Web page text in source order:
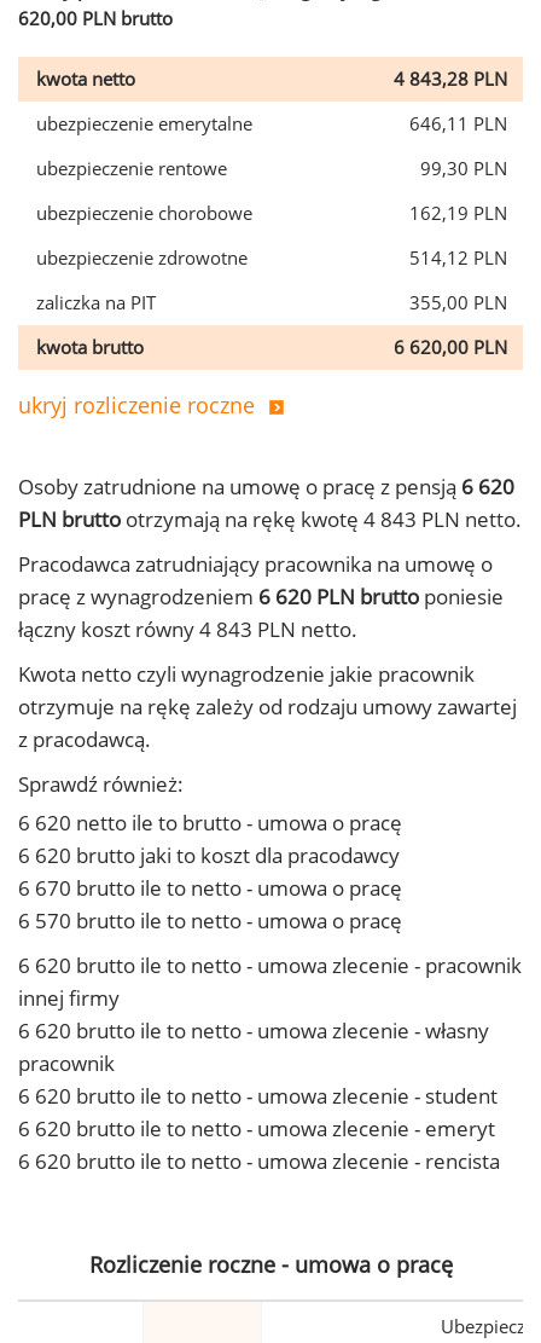
620,00 PLN brutto
kwota netto
4 843,28 PLN
ubezpieczenie emerytalne
646,11 PLN
ubezpieczenie rentowe
99,30 PLN
ubezpieczenie chorobowe
162,19 PLN
ubezpieczenie zdrowotne
514,12 PLN
zaliczka na PIT
355,00 PLN
kwota brutto
6 620,00 PLN
ukryj rozliczenie roczne
Osoby zatrudnione na umowę o pracę z pensją 6 620
PLN brutto otrzymają na rękę kwotę 4 843 PLN netto.
Pracodawca zatrudniający pracownika na umowę o
pracę z wynagrodzeniem 6 620 PLN brutto poniesie
łączny koszt równy 4 843 PLN netto.
Kwota netto czyli wynagrodzenie jakie pracownik
otrzymuje na rękę zależy od rodzaju umowy zawartej
z pracodawcą.
Sprawdź również:
6 620 netto ile to brutto - umowa o pracę
6 620 brutto jaki to koszt dla pracodawcy
6 670 brutto ile to netto - umowa o pracę
6 570 brutto ile to netto - umowa o pracę
6 620 brutto ile to netto - umowa zlecenie - pracownik
innej firmy
6 620 brutto ile to netto - umowa zlecenie - własny
pracownik
6 620 brutto ile to netto - umowa zlecenie - student
6 620 brutto ile to netto - umowa zlecenie - emeryt
6 620 brutto ile to netto - umowa zlecenie - rencista
Rozliczenie roczne - umowa o pracę